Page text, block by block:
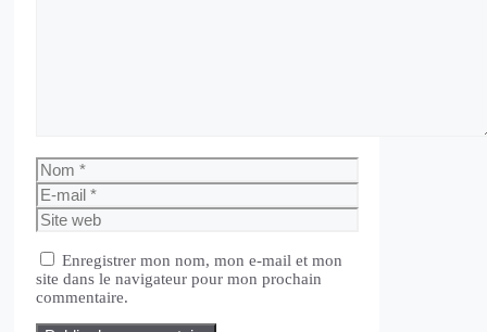
Nom
E-
mail
Site
web
Enregistrer mon nom, mon e-mail et mon
site dans le navigateur pour mon prochain
commentaire.